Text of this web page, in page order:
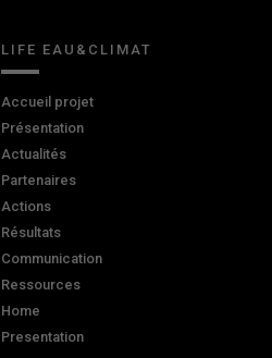
LIFE EAU&CLIMAT
Accueil projet
Présentation
Actualités
Partenaires
Actions
Résultats
Communication
Ressources
Home
Presentation